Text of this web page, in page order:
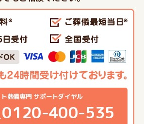
葬儀専門 サポートダイヤル
0120-400-535